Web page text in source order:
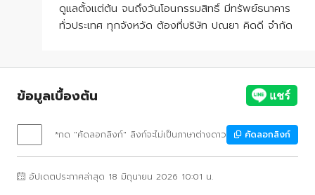
ดูแลตั้งแต่ต้น จนถึงวันโอนกรรมสิทธิ์ มีทรัพย์ธนาคาร
ทั่วประเทศ ทุกจังหวัด ต้องที่บริษัท ปณยา คิดดี จำกัด
ข้อมูลเบื้องต้น
*กด "คัดลอกลิงก์" ลิงก์จะไม่เป็นภาษาต่างดาว คัดลอกลิงก์
อัปเดตประกาศล่าสุด 18 มิถุนายน 2026 10:01 น.